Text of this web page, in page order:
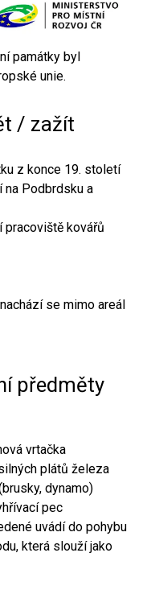
památky byl
unie.
/ zažít
z konce 19. století
Podbrdsku a
pracoviště kovářů
se mimo areál
předměty
vrtačka
plátů železa
dynamo)
pec
uvádí do pohybu
která slouží jako